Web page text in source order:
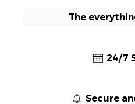
The
24/7
Secure